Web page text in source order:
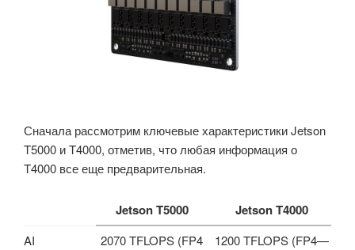
Сначала рассмотрим ключевые характеристики Jetson
T5000 и T4000, отметив, что любая информация о
T4000 все еще предварительная.
Jetson T5000 Jetson T4000
AI
2070 TFLOPS (FP4
1200 TFLOPS (FP4—